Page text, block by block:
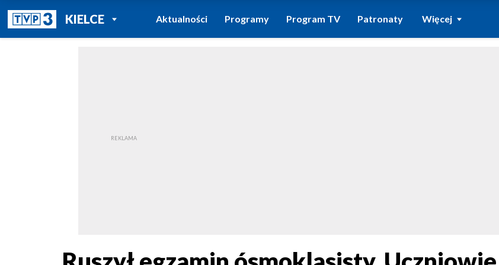
KIELCEPOWRÓT DO
TVP REGIONY
Aktualności Programy Program TV Patronaty Więcej